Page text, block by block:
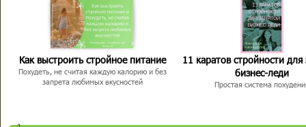
Как выстроить стройное питание
Похудеть, не считая каждую калорию и без
запрета любимых вкусностей
11 каратов стройности для
бизнес-леди
Простая система